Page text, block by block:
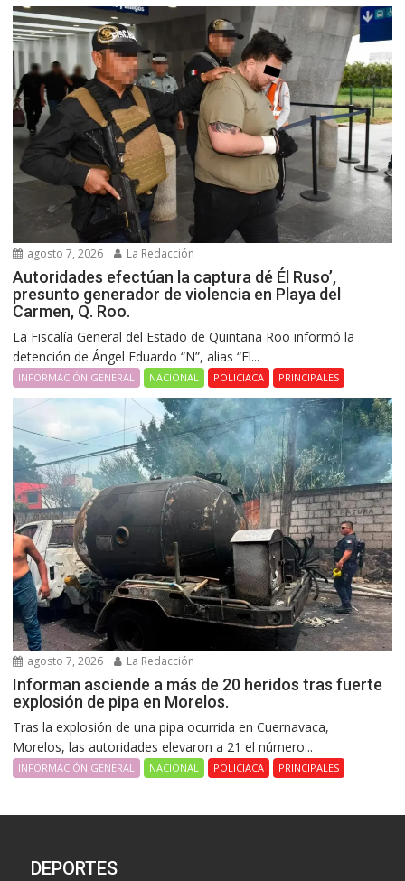
agosto 7, 2026 La Redacción
Autoridades efectúan la captura dé Él Ruso’,
presunto generador de violencia en Playa del
Carmen, Q. Roo.
La Fiscalía General del Estado de Quintana Roo informó la
detención de Ángel Eduardo “N”, alias “El...
INFORMACIÓN GENERAL NACIONAL POLICIACA PRINCIPALES
agosto 7, 2026 La Redacción
Informan asciende a más de 20 heridos tras fuerte
explosión de pipa en Morelos.
Tras la explosión de una pipa ocurrida en Cuernavaca,
Morelos, las autoridades elevaron a 21 el número...
INFORMACIÓN GENERAL NACIONAL POLICIACA PRINCIPALES
DEPORTES